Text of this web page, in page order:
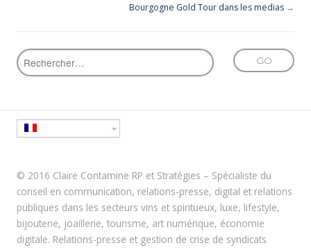
Bourgogne Gold Tour dans les medias →
© 2016 Claire Contamine RP et Stratégies – Spécialiste du
conseil en communication, relations-presse, digital et relations
publiques dans les secteurs vins et spiritueux, luxe, lifestyle,
bijouterie, joaillerie, tourisme, art numérique, économie
digitale. Relations-presse et gestion de crise de syndicats